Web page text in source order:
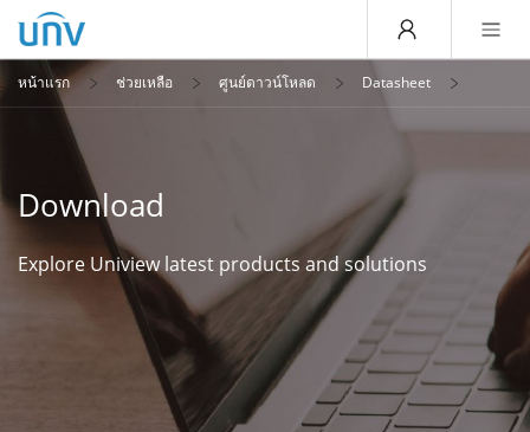
หน้าแรก ช่วยเหลือ ศูนย์ดาวน์โหลด Datasheet
Download
Explore Uniview latest products and solutions